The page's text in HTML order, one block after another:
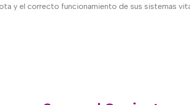
y el correcto funcionamiento de sus sistemas